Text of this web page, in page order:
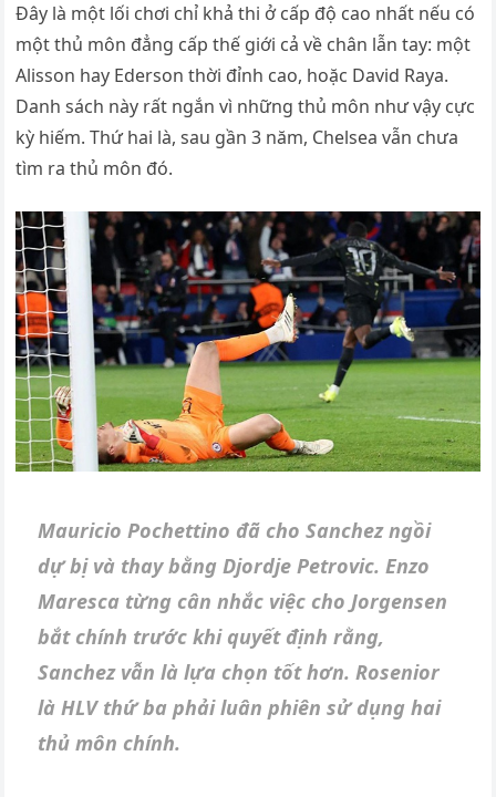
Đây là một lối chơi chỉ khả thi ở cấp độ cao nhất nếu có
một thủ môn đẳng cấp thế giới cả về chân lẫn tay: một
Alisson hay Ederson thời đỉnh cao, hoặc David Raya.
Danh sách này rất ngắn vì những thủ môn như vậy cực
kỳ hiếm. Thứ hai là, sau gần 3 năm, Chelsea vẫn chưa
tìm ra thủ môn đó.
Mauricio Pochettino đã cho Sanchez ngồi
dự bị và thay bằng Djordje Petrovic. Enzo
Maresca từng cân nhắc việc cho Jorgensen
bắt chính trước khi quyết định rằng,
Sanchez vẫn là lựa chọn tốt hơn. Rosenior
là HLV thứ ba phải luân phiên sử dụng hai
thủ môn chính.